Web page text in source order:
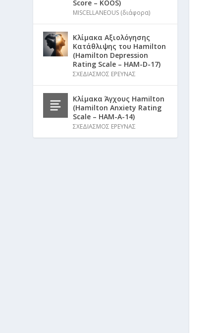
Score – KOOS)
MISCELLANEOUS (διάφορα)
Κλίμακα Αξιολόγησης
Κατάθλιψης του Hamilton
(Hamilton Depression
Rating Scale – HAM-D-17)
ΣΧΕΔΙΑΣΜΟΣ ΕΡΕΥΝΑΣ
Κλίμακα Άγχους Hamilton
(Hamilton Anxiety Rating
Scale – HAM-A-14)
ΣΧΕΔΙΑΣΜΟΣ ΕΡΕΥΝΑΣ